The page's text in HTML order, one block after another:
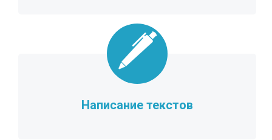
Написание текстов